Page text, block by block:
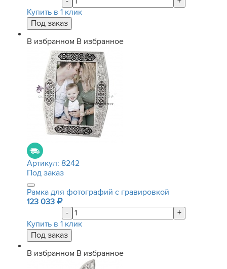
Купить в 1 клик
В избранном В избранное
Артикул: 8242
Под заказ
Рамка для фотографий с гравировкой
123 033
-
+
Купить в 1 клик
В избранном В избранное